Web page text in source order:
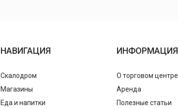
НАВИГАЦИЯ
Скалодром
Магазины
Еда и напитки
ИНФОРМАЦИЯ
О торговом центре
Аренда
Полезные статьи